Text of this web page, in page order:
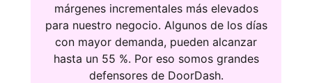
márgenes incrementales más elevados
para nuestro negocio. Algunos de los días
con mayor demanda, pueden alcanzar
hasta un 55 %. Por eso somos grandes
defensores de DoorDash.